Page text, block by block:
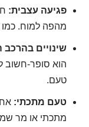
פגיעה עצבית:
מהפה למוח. כמו
שינויים בהרכב
הוא סופר-חשוב
טעם.
טעם מתכתי:
מתכתי או מר